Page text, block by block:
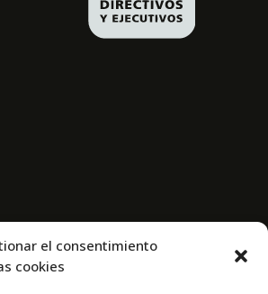
el consentimiento
cookies
de Medicina